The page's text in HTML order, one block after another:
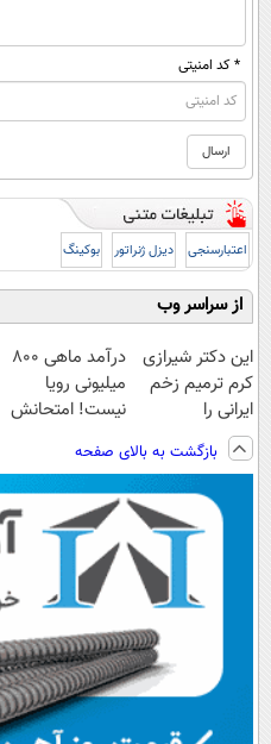
* کد امنیتی
اعتبارسنجی دیزل ژنراتور بوکینگ
از سراسر وب
این دکتر شیرازی
کرم ترمیم زخم
ایرانی را
ساخت!!!
درآمد ماهی 800
میلیونی رویا
نیست! امتحانش
بازگشت به بالای صفحه